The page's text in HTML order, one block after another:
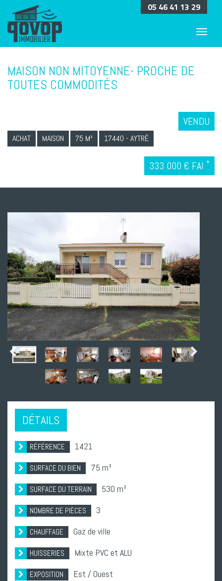
05 46 41 13 29
MAISON NON MITOYENNE- PROCHE DE
TOUTES COMMODITÉS
VENDU
ACHAT MAISON 75 M² 17440 - AYTRÉ
333 000 € FAI *
DÉTAILS
RÉFÉRENCE 1421
SURFACE DU BIEN 75 m²
SURFACE DU TERRAIN 530 m²
NOMBRE DE PIÈCES 3
CHAUFFAGE Gaz de ville
HUISSERIES Mixte PVC et ALU
EXPOSITION Est / Ouest